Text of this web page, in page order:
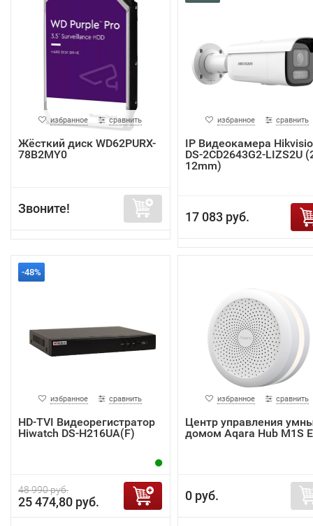
избранное сравнить
Жёсткий диск WD62PURX-
78B2MY0
Звоните!
избранное сравнить
IP Видеокамера
DS-2CD2643G2-LIZS2U
12mm)
17 083 руб.
-48%
избранное сравнить
HD-TVI Видеорегистратор
Hiwatch DS-H216UA(F)
48 990 руб.
25 474,80 руб.
избранное сравнить
Центр управления
домом Aqara Hub M1S
0 руб.